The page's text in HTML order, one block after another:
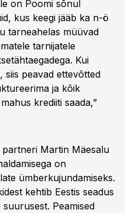
on Poomi sõnul
kus keegi jääb ka n-ö
tarneahelas müüvad
tarnijatele
Kui
siis peavad ettevõtted
ja kõik
krediiti saada,”
Martin Mäesalu
on
ümberkujundamiseks.
kehtib Eestis seadus
Peamised